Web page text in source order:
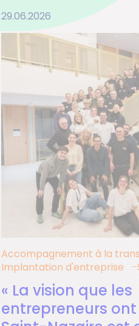
29.06.2026
Accompagnement à la
Implantation d'entreprise
« La vision que les
entrepreneurs